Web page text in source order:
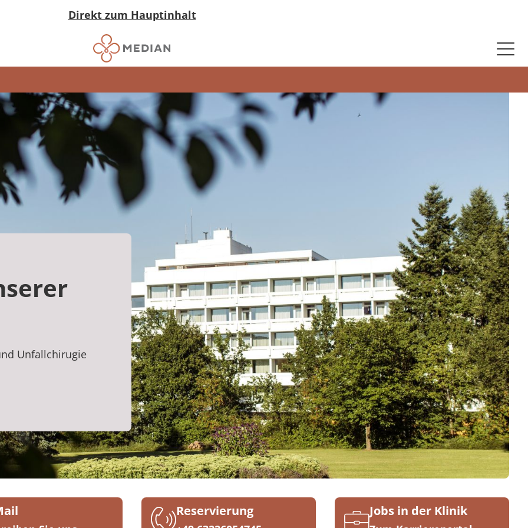
Direkt zum Hauptinhalt
Unfallchirugie
Reservierung Jobs in der Klinik